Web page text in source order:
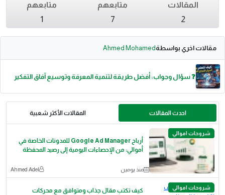
المقالات
2
متابعهم
7
متابعهم
1
مقالات اخري بواسطة Ahmed Mohamed
❓ سؤال وجواب: أفضل طريقة لتنمية المعرفة وتوسيع آفاق التفكير
احدث المقالات المقالات الأكثر شعبية
شروحات اموالي
أرباح Google Ad Manager للمدونات الخاصة في
أموالي: من الإحصاءات اليومية إلى رصيد المحفظة
منذ يومين Ahmed Adel
شروحات اموالي
كيف تكتب مقال جذاب ومتوافق مع محركات